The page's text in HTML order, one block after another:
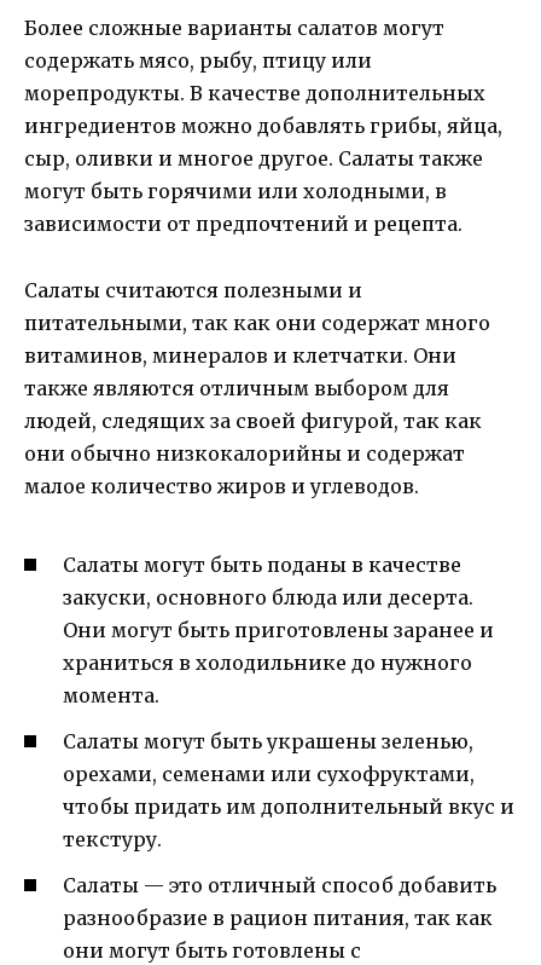
Более сложные варианты салатов могут
содержать мясо, рыбу, птицу или
морепродукты. В качестве дополнительных
ингредиентов можно добавлять грибы, яйца,
сыр, оливки и многое другое. Салаты также
могут быть горячими или холодными, в
зависимости от предпочтений и рецепта.
Салаты считаются полезными и
питательными, так как они содержат много
витаминов, минералов и клетчатки. Они
также являются отличным выбором для
людей, следящих за своей фигурой, так как
они обычно низкокалорийны и содержат
малое количество жиров и углеводов.
Салаты могут быть поданы в качестве
закуски, основного блюда или десерта.
Они могут быть приготовлены заранее и
храниться в холодильнике до нужного
момента.
Салаты могут быть украшены зеленью,
орехами, семенами или сухофруктами,
чтобы придать им дополнительный вкус и
текстуру.
Салаты — это отличный способ добавить
разнообразие в рацион питания, так как
они могут быть готовлены с